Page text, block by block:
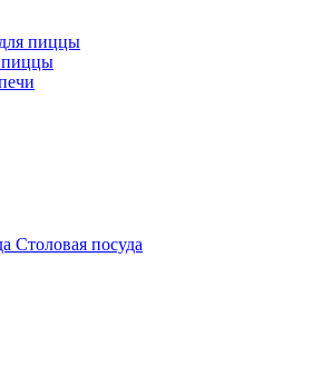
пиццы
Столовая посуда